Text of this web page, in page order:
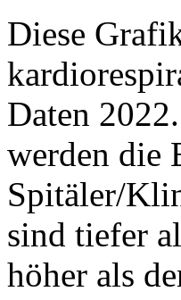
Diese
Daten
werden die
Spitäler/
sind tiefer
höher als